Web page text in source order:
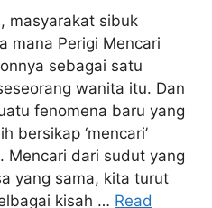
masyarakat sibuk
mana Perigi Mencari
sebagai satu
wanita itu. Dan
fenomena baru yang
bersikap ‘mencari’
Mencari dari sudut yang
yang sama, kita turut
kisah … Read